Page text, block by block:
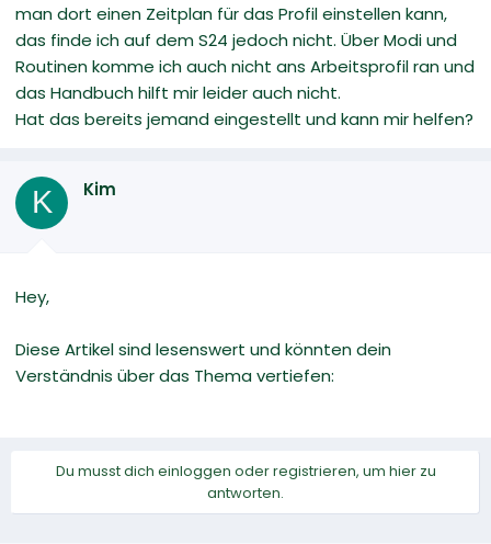
man dort einen Zeitplan für das Profil einstellen kann,
das finde ich auf dem S24 jedoch nicht. Über Modi und
Routinen komme ich auch nicht ans Arbeitsprofil ran und
das Handbuch hilft mir leider auch nicht.
Hat das bereits jemand eingestellt und kann mir helfen?
K Kim
Hey,
Diese Artikel sind lesenswert und könnten dein
Verständnis über das Thema vertiefen:
Du musst dich einloggen oder registrieren, um hier zu
antworten.